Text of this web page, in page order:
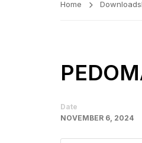
Home Downloads
Date
NOVEMBER 6, 2024